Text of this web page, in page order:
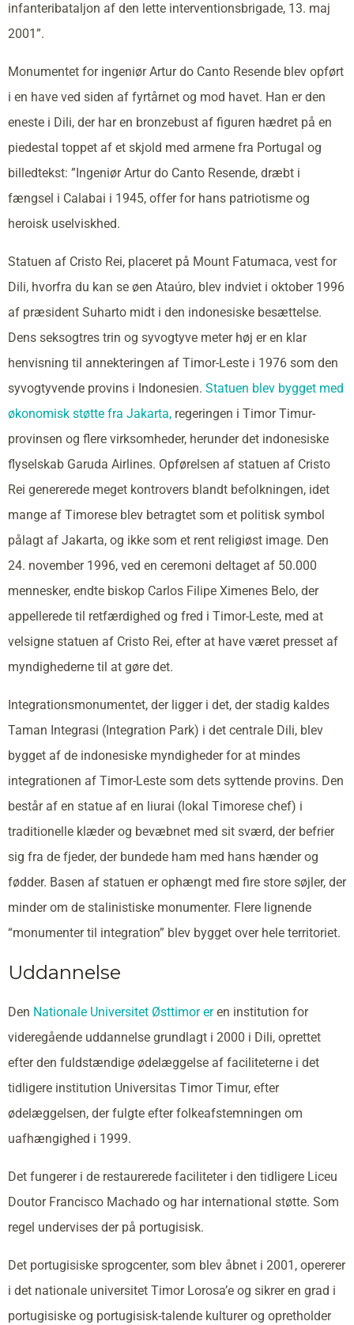
infanteribataljon af den lette interventionsbrigade, 13. maj
2001”.
Monumentet for ingeniør Artur do Canto Resende blev opført
i en have ved siden af fyrtårnet og mod havet. Han er den
eneste i Dili, der har en bronzebust af figuren hædret på en
piedestal toppet af et skjold med armene fra Portugal og
billedtekst: ”Ingeniør Artur do Canto Resende, dræbt i
fængsel i Calabai i 1945, offer for hans patriotisme og
heroisk uselviskhed.
Statuen af Cristo Rei, placeret på Mount Fatumaca, vest for
Dili, hvorfra du kan se øen Ataúro, blev indviet i oktober 1996
af præsident Suharto midt i den indonesiske besættelse.
Dens seksogtres trin og syvogtyve meter høj er en klar
henvisning til annekteringen af Timor-Leste i 1976 som den
syvogtyvende provins i Indonesien. Statuen blev bygget med
økonomisk støtte fra Jakarta, regeringen i Timor Timur-
provinsen og flere virksomheder, herunder det indonesiske
flyselskab Garuda Airlines. Opførelsen af statuen af Cristo
Rei genererede meget kontrovers blandt befolkningen, idet
mange af Timorese blev betragtet som et politisk symbol
pålagt af Jakarta, og ikke som et rent religiøst image. Den
24. november 1996, ved en ceremoni deltaget af 50.000
mennesker, endte biskop Carlos Filipe Ximenes Belo, der
appellerede til retfærdighed og fred i Timor-Leste, med at
velsigne statuen af Cristo Rei, efter at have været presset af
myndighederne til at gøre det.
Integrationsmonumentet, der ligger i det, der stadig kaldes
Taman Integrasi (Integration Park) i det centrale Dili, blev
bygget af de indonesiske myndigheder for at mindes
integrationen af Timor-Leste som dets syttende provins. Den
består af en statue af en liurai (lokal Timorese chef) i
traditionelle klæder og bevæbnet med sit sværd, der befrier
sig fra de fjeder, der bundede ham med hans hænder og
fødder. Basen af statuen er ophængt med fire store søjler, der
minder om de stalinistiske monumenter. Flere lignende
“monumenter til integration” blev bygget over hele territoriet.
Uddannelse
Den Nationale Universitet Østtimor eren institution for
videregående uddannelse grundlagt i 2000 i Dili, oprettet
efter den fuldstændige ødelæggelse af faciliteterne i det
tidligere institution Universitas Timor Timur, efter
ødelæggelsen, der fulgte efter folkeafstemningen om
uafhængighed i 1999.
Det fungerer i de restaurerede faciliteter i den tidligere Liceu
Doutor Francisco Machado og har international støtte. Som
regel undervises der på portugisisk.
Det portugisiske sprogcenter, som blev åbnet i 2001, opererer
i det nationale universitet Timor Lorosa’e og sikrer en grad i
portugisiske og portugisisk-talende kulturer og opretholder